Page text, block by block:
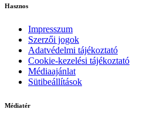
Hasznos
Impresszum
Szerzői jogok
Adatvédelmi tájékoztató
Cookie-kezelési tájékoztató
Médiaajánlat
Sütibeállítások
Médiatér